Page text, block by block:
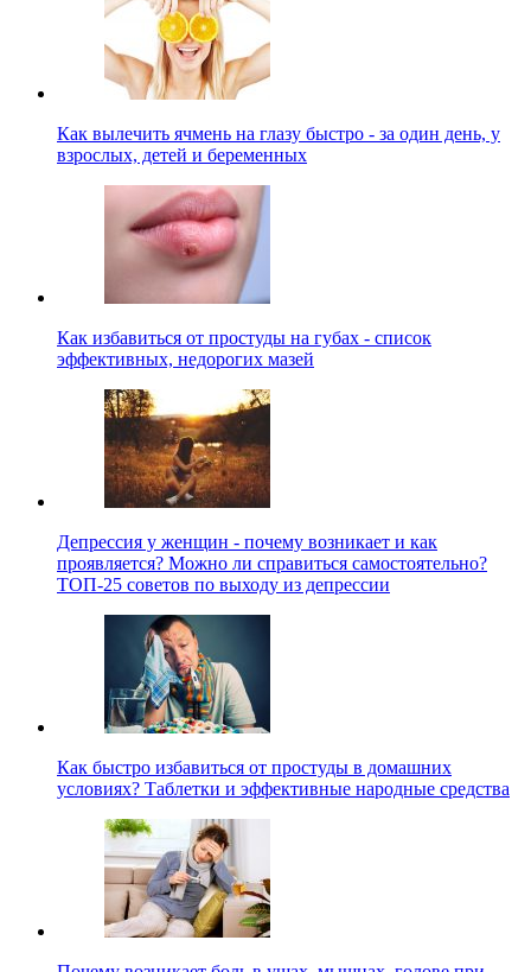
Как вылечить ячмень на глазу быстро - за один день, у
взрослых, детей и беременных
Как избавиться от простуды на губах - список
эффективных, недорогих мазей
Депрессия у женщин - почему возникает и как
проявляется? Можно ли справиться самостоятельно?
ТОП-25 советов по выходу из депрессии
Как быстро избавиться от простуды в домашних
условиях? Таблетки и эффективные народные средства